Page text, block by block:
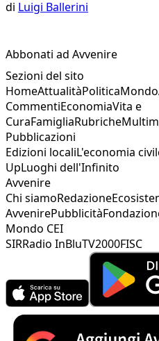
di Luigi Ballerini
Abbonati ad Avvenire
Sezioni del sito
HomeAttualitàPoliticaMondo
CommentiEconomiaVita e
CuraFamigliaRubriche
Pubblicazioni
Edizioni localiL'economia
UpLuoghi dell'Infinito
Avvenire
Chi siamoRedazione
AvvenirePubblicità
Mondo CEI
SIRRadio InBluTV2000FISC